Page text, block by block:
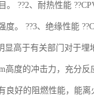
??2、耐热性能
。 ??3、绝缘性能
显高于有关部门对于埋
高度的冲击力，充分反
良好的阻燃性能，能